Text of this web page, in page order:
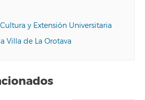
y Extensión Universitaria
Villa de La Orotava